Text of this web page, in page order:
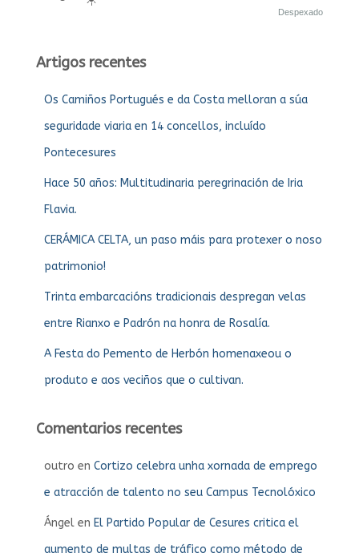
Despexado
Artigos recentes
Os Camiños Portugués e da Costa melloran a súa
seguridade viaria en 14 concellos, incluído
Pontecesures
Hace 50 años: Multitudinaria peregrinación de Iria
Flavia.
CERÁMICA CELTA, un paso máis para protexer o noso
patrimonio!
Trinta embarcacións tradicionais despregan velas
entre Rianxo e Padrón na honra de Rosalía.
A Festa do Pemento de Herbón homenaxeou o
produto e aos veciños que o cultivan.
Comentarios recentes
outro en Cortizo celebra unha xornada de emprego
e atracción de talento no seu Campus Tecnolóxico
Ángel en El Partido Popular de Cesures critica el
aumento de multas de tráfico como método de